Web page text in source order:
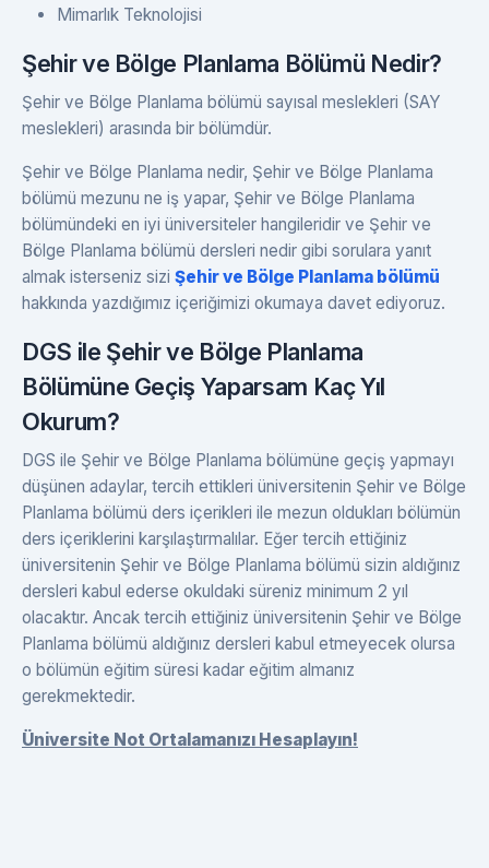
Mimarlık Teknolojisi
Şehir ve Bölge Planlama Bölümü Nedir?
Şehir ve Bölge Planlama bölümü sayısal meslekleri (SAY
meslekleri) arasında bir bölümdür.
Şehir ve Bölge Planlama nedir, Şehir ve Bölge Planlama
bölümü mezunu ne iş yapar, Şehir ve Bölge Planlama
bölümündeki en iyi üniversiteler hangileridir ve Şehir ve
Bölge Planlama bölümü dersleri nedir gibi sorulara yanıt
almak isterseniz sizi Şehir ve Bölge Planlama bölümü
hakkında yazdığımız içeriğimizi okumaya davet ediyoruz.
DGS ile Şehir ve Bölge Planlama
Bölümüne Geçiş Yaparsam Kaç Yıl
Okurum?
DGS ile Şehir ve Bölge Planlama bölümüne geçiş yapmayı
düşünen adaylar, tercih ettikleri üniversitenin Şehir ve Bölge
Planlama bölümü ders içerikleri ile mezun oldukları bölümün
ders içeriklerini karşılaştırmalılar. Eğer tercih ettiğiniz
üniversitenin Şehir ve Bölge Planlama bölümü sizin aldığınız
dersleri kabul ederse okuldaki süreniz minimum 2 yıl
olacaktır. Ancak tercih ettiğiniz üniversitenin Şehir ve Bölge
Planlama bölümü aldığınız dersleri kabul etmeyecek olursa
o bölümün eğitim süresi kadar eğitim almanız
gerekmektedir.
Üniversite Not Ortalamanızı Hesaplayın!